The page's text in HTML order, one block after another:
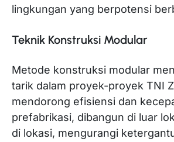
lingkungan yang berpotensi
Teknik Konstruksi Modular
Metode konstruksi modular
tarik dalam proyek-proyek TNI
mendorong efisiensi dan
prefabrikasi, dibangun di luar
di lokasi, mengurangi